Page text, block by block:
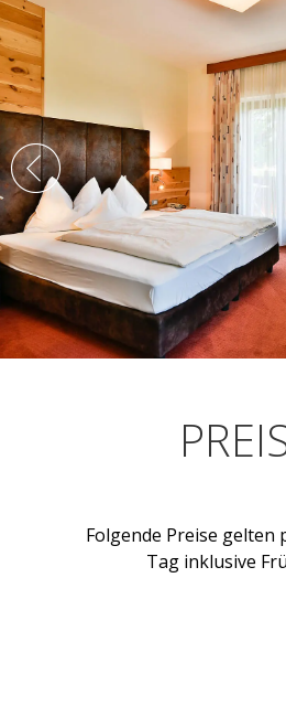
Folgende Preise gelten
Tag inklusive